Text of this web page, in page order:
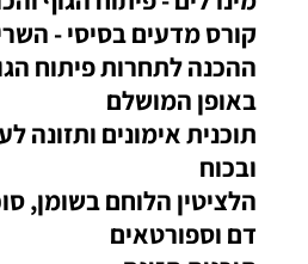
‏קורס מדעים בסיסי -
ההכנה לתחרות פיתוח
באופן המושלם
תוכנית אימונים ותזונה
ובכוח
הלציטין הלוחם בשומן,
דם וספורטאים